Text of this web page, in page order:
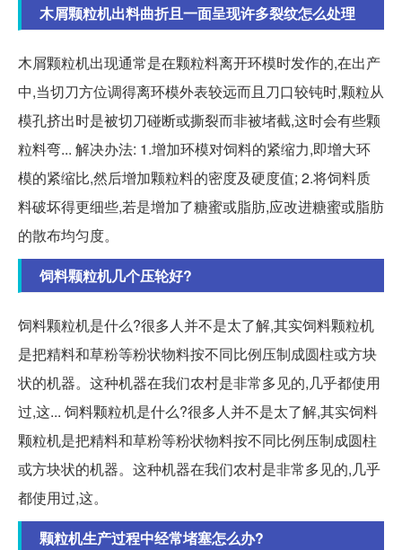
木屑颗粒机出料曲折且一面呈现许多裂纹怎么处理
木屑颗粒机出现通常是在颗粒料离开环模时发作的,在出产
中,当切刀方位调得离环模外表较远而且刀口较钝时,颗粒从
模孔挤出时是被切刀碰断或撕裂而非被堵截,这时会有些颗
粒料弯... 解决办法: 1.增加环模对饲料的紧缩力,即增大环
模的紧缩比,然后增加颗粒料的密度及硬度值; 2.将饲料质
料破坏得更细些,若是增加了糖蜜或脂肪,应改进糖蜜或脂肪
的散布均匀度。
饲料颗粒机几个压轮好?
饲料颗粒机是什么?很多人并不是太了解,其实饲料颗粒机
是把精料和草粉等粉状物料按不同比例压制成圆柱或方块
状的机器。这种机器在我们农村是非常多见的,几乎都使用
过,这... 饲料颗粒机是什么?很多人并不是太了解,其实饲料
颗粒机是把精料和草粉等粉状物料按不同比例压制成圆柱
或方块状的机器。这种机器在我们农村是非常多见的,几乎
都使用过,这。
颗粒机生产过程中经常堵塞怎么办?